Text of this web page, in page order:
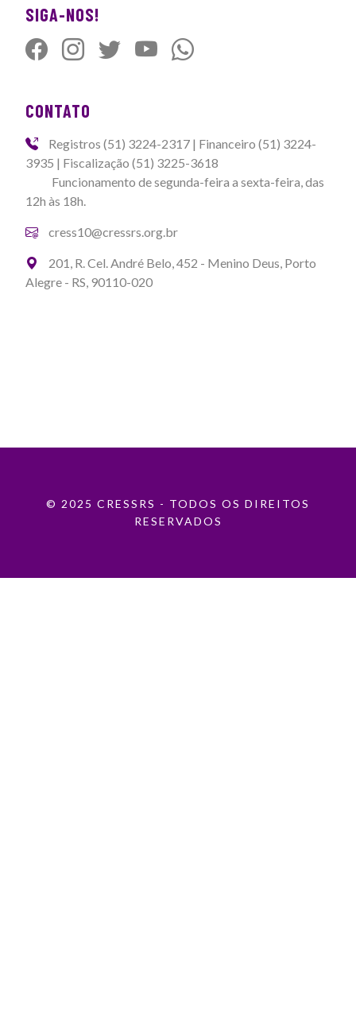
SIGA-NOS!
CONTATO
Registros (51) 3224-2317 | Financeiro (51) 3224-
3935 | Fiscalização (51) 3225-3618
Funcionamento de segunda-feira a sexta-feira, das
12h às 18h.
cress10@cressrs.org.br
201, R. Cel. André Belo, 452 - Menino Deus, Porto
Alegre - RS, 90110-020
© 2025 CRESSRS - TODOS OS DIREITOS
RESERVADOS